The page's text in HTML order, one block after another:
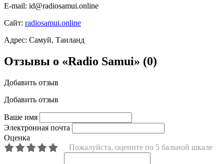
E-mail: id@radiosamui.online
Сайт: radiosamui.online
Адрес: Самуй, Таиланд
Отзывы о «Radio Samui» (0)
Добавить отзыв
Добавить отзыв
Ваше имя
Электронная почта
Оценка
Пожалуйста, оцените по 5 бальной шкале